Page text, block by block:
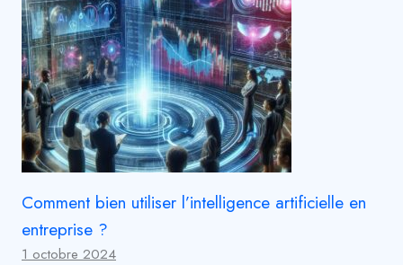
Comment bien utiliser l’intelligence artificielle en
entreprise ?
1 octobre 2024